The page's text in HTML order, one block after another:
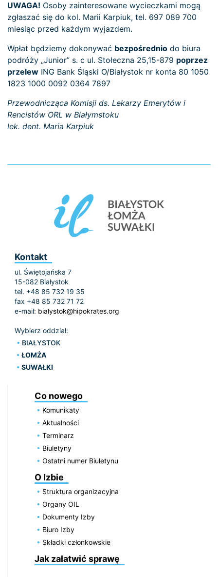
UWAGA! Osoby zainteresowane wycieczkami mogą
zgłaszać się do kol. Marii Karpiuk, tel. 697 089 700
miesiąc przed każdym wyjazdem.
Wpłat będziemy dokonywać bezpośrednio do biura
podróży „Junior” s. c ul. Stołeczna 25,15-879 poprzez
przelew ING Bank Śląski O/Białystok nr konta 80 1050
1823 1000 0092 0364 7897
Przewodnicząca Komisji ds. Lekarzy Emerytów i
Rencistów ORL w Białymstoku
lek. dent. Maria Karpiuk
Kontakt
ul. Świętojańska 7
15-082 Białystok
tel. +48 85 732 19 35
fax +48 85 732 71 72
e-mail: bialystok@hipokrates.org
Wybierz oddział:
BIAŁYSTOK
ŁOMŻA
SUWAŁKI
Co nowego
Komunikaty
Aktualności
Terminarz
Biuletyny
Ostatni numer Biuletynu
O Izbie
Struktura organizacyjna
Organy OIL
Dokumenty Izby
Biuro Izby
Składki członkowskie
Jak załatwić sprawę